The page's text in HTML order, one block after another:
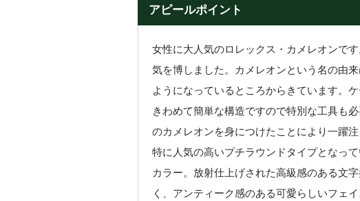
アピールポイント
女性に大人気のロレックス・カメレオンで
気を博しました。カメレオンという名の由
ようになっているところからきています。
きわめて簡単な構造ですので特別な工具も
のカメレオンを身につけたことにより一躍
特に人気の高いプチラウンドタイプとなっ
カラー。放射仕上げされた高級感のある文
く、アンティーク感のある可愛らしいフェ